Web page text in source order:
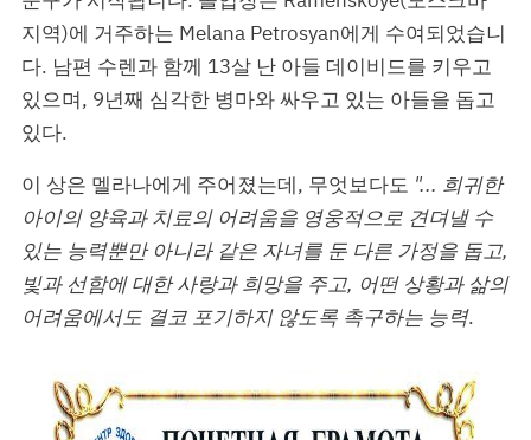
지역)에 거주하는 Melana Petrosyan에게 수여되었습니
다. 남편 수렌과 함께 13살 난 아들 데이비드를 키우고
있으며, 9년째 심각한 병마와 싸우고 있는 아들을 돕고
있다.
이 상은 멜라나에게 주어졌는데, 무엇보다도 "... 희귀한
아이의 양육과 치료의 어려움을 영웅적으로 견뎌낼 수
있는 능력뿐만 아니라 같은 자녀를 둔 다른 가정을 돕고,
빛과 선함에 대한 사랑과 희망을 주고, 어떤 상황과 삶의
어려움에서도 결코 포기하지 않도록 촉구하는 능력.